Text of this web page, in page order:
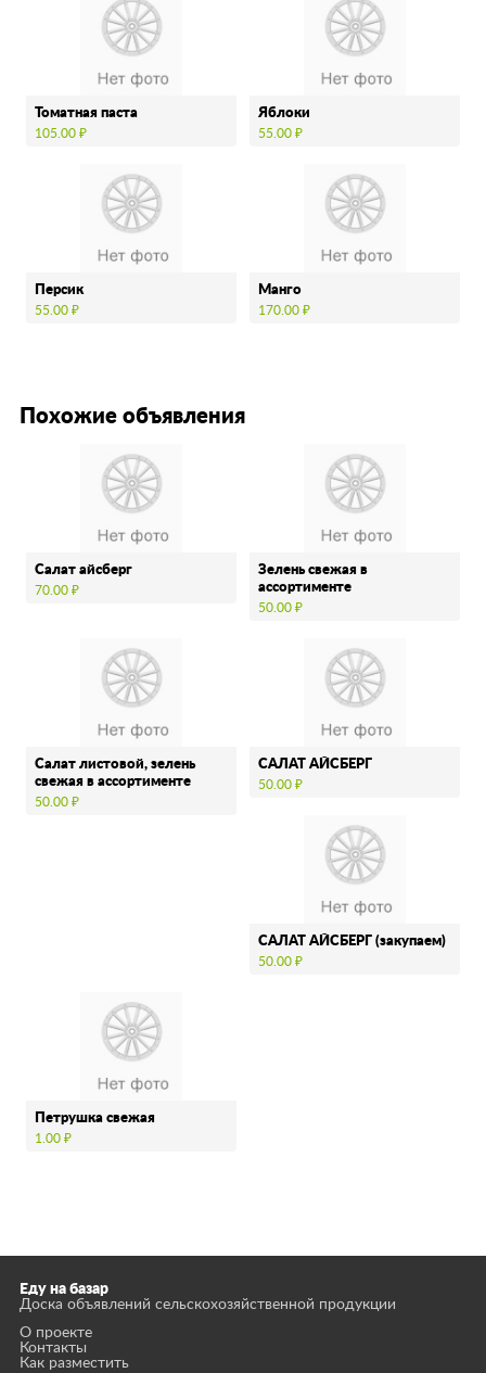
Томатная паста
105.00 ₽
Яблоки
55.00 ₽
Персик
55.00 ₽
Манго
170.00 ₽
Похожие объявления
Салат айсберг
70.00 ₽
Зелень свежая в
ассортименте
50.00 ₽
Салат листовой, зелень
свежая в ассортименте
50.00 ₽
САЛАТ АЙСБЕРГ
50.00 ₽
САЛАТ АЙСБЕРГ (закупаем)
50.00 ₽
Петрушка свежая
1.00 ₽
Еду на базар
Доска объявлений сельскохозяйственной продукции
О проекте
Контакты
Как разместить